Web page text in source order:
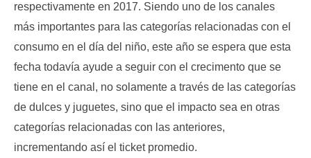
respectivamente en 2017. Siendo uno de los canales
más importantes para las categorías relacionadas con el
consumo en el día del niño, este año se espera que esta
fecha todavía ayude a seguir con el crecimento que se
tiene en el canal, no solamente a través de las categorías
de dulces y juguetes, sino que el impacto sea en otras
categorías relacionadas con las anteriores,
incrementando así el ticket promedio.